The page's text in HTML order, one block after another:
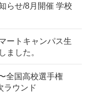
らせ/8月開催 学校
ートキャンパス生
ました。
全国高校選手権
ラウンド